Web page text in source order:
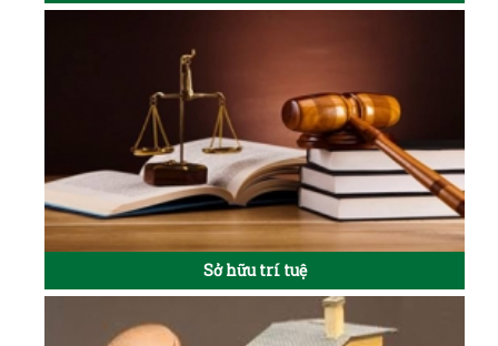
Sở hữu trí tuệ